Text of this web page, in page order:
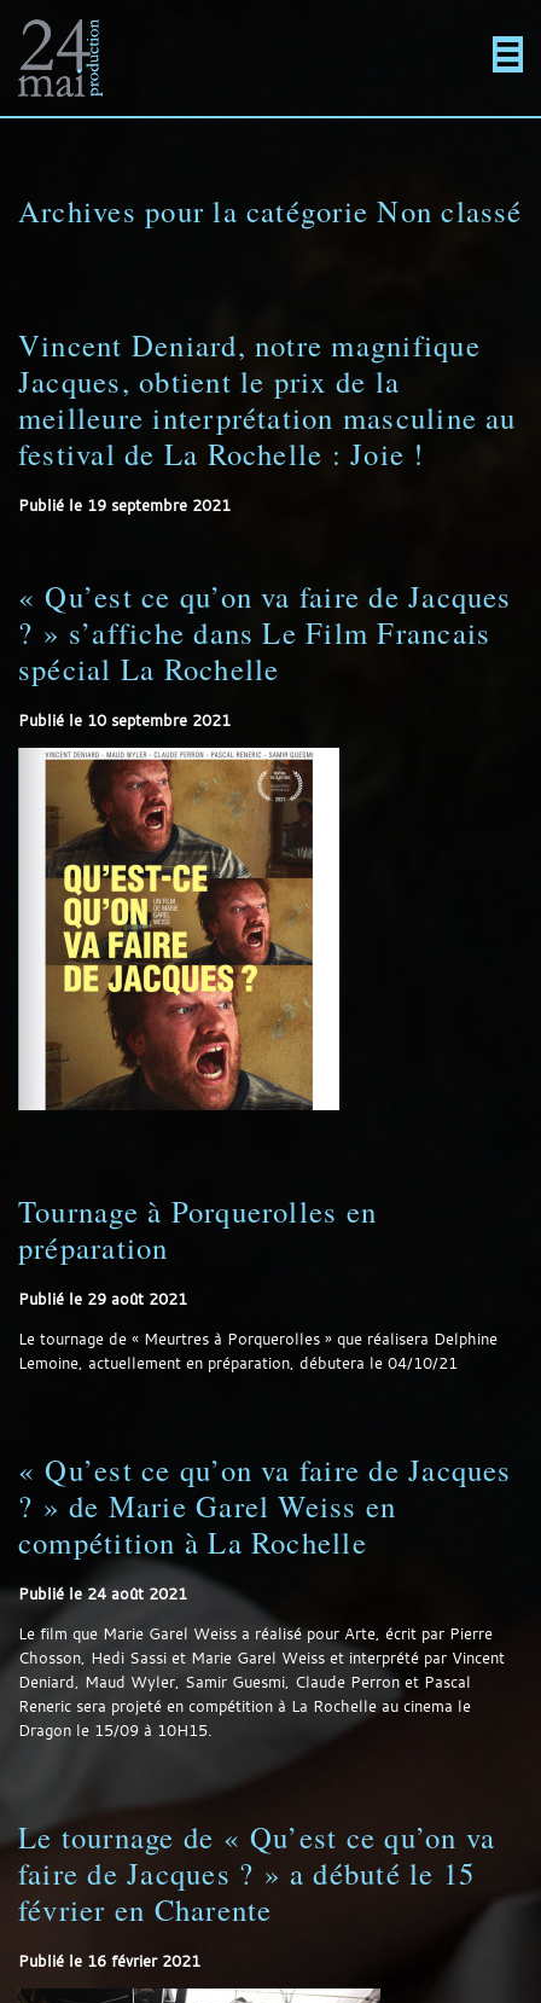
Un
WordPress
directement
En projet
Archives pour la catégorieNon classé
Vincent Deniard, notre magnifique
Jacques, obtient le prix de la
meilleure interprétation masculine au
festival de La Rochelle : Joie !
Publié le 19 septembre 2021
« Qu’est ce qu’on va faire de Jacques
? » s’affiche dans Le Film Francais
spécial La Rochelle
Publié le 10 septembre 2021
Tournage à Porquerolles en
préparation
Publié le 29 août 2021
Le tournage de « Meurtres à Porquerolles » que réalisera Delphine
Lemoine, actuellement en préparation, débutera le 04/10/21
« Qu’est ce qu’on va faire de Jacques
? » de Marie Garel Weiss en
compétition à La Rochelle
Publié le24 août 2021
Le film que Marie Garel Weiss a réalisé pour Arte, écrit par Pierre
Chosson, Hedi Sassi et Marie Garel Weiss et interprété par Vincent
Deniard, Maud Wyler, Samir Guesmi, Claude Perron et Pascal
Reneric sera projeté en compétition à La Rochelle au cinema le
Dragon le 15/09 à 10H15.
Le tournage de « Qu’est ce qu’on va
faire de Jacques ? » a débuté le 15
février en Charente
Publié le 16 février 2021